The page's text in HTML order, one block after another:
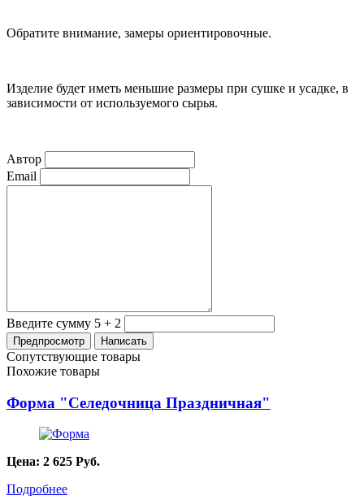
Обратите внимание, замеры ориентировочные.
Изделие будет иметь меньшие размеры при сушке и усадке, в
зависимости от используемого сырья.
Автор
Email
Введите сумму 5 + 2
Сопутствующие товары
Похожие товары
Форма "Селедочница Праздничная"
Цена: 2 625 Руб.
Подробнее